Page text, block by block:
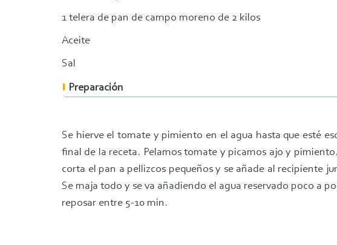
1 telera de pan de campo moreno de 2 kilos
Aceite
Sal
Preparación
Se hierve el tomate y pimiento en el agua hasta que esté
final de la receta. Pelamos tomate y picamos ajo y
corta el pan a pellizcos pequeños y se añade al recipiente
Se maja todo y se va añadiendo el agua reservado poco a
reposar entre 5-10 min.